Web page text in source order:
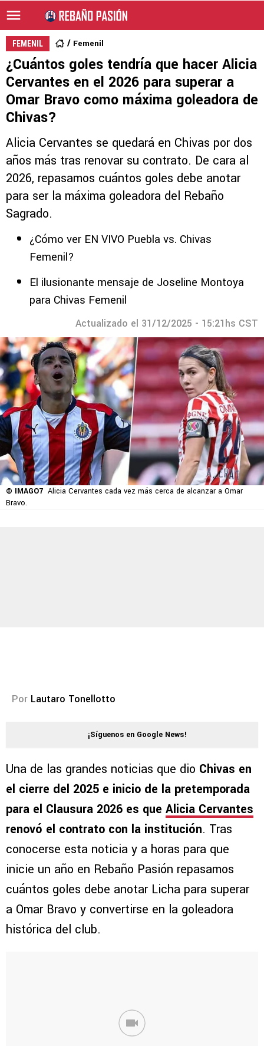
FEMENIL Femenil
¿Cuántos goles tendría que hacer Alicia
Cervantes en el 2026 para superar a
Omar Bravo como máxima goleadora de
Chivas?
Alicia Cervantes se quedará en Chivas por dos
años más tras renovar su contrato. De cara al
2026, repasamos cuántos goles debe anotar
para ser la máxima goleadora del Rebaño
Sagrado.
¿Cómo ver EN VIVO Puebla vs. Chivas
Femenil?
El ilusionante mensaje de Joseline Montoya
para Chivas Femenil
Actualizado el 31/12/2025 - 15:21hs CST
© IMAGO7 Alicia Cervantes cada vez más cerca de alcanzar a Omar
Bravo.
Por Lautaro Tonellotto
¡Síguenos en Google News!
Una de las grandes noticias que dio Chivas en
el cierre del 2025 e inicio de la pretemporada
para el Clausura 2026 es que Alicia Cervantes
renovó el contrato con la institución. Tras
conocerse esta noticia y a horas para que
inicie un año en Rebaño Pasión repasamos
cuántos goles debe anotar Licha para superar
a Omar Bravo y convertirse en la goleadora
histórica del club.